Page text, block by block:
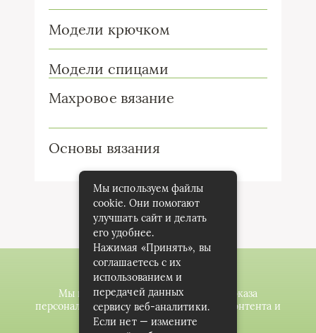
Модели крючком
Модели спицами
Махровое вязание
Основы вязания
Мы используем файлы cookie для показа
персонализированной рекламы и/или контента и
анализа нашего трафика.
Мы используем файлы
cookie. Они помогают
улучшать сайт и делать
его удобнее.
Нажимая «Принять», вы
соглашаетесь с их
использованием и
передачей данных
сервису веб-аналитики.
Если нет — измените